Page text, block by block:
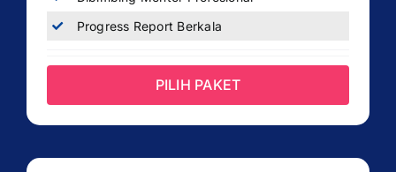
Progress Report Berkala
PILIH PAKET